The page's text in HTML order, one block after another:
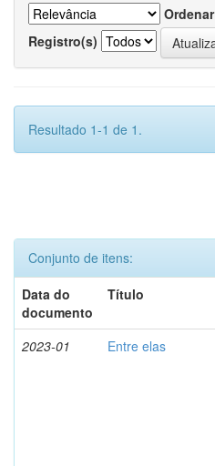
Ordenar
Registro(s)
Resultado 1-1 de 1.
Conjunto de itens:
Data do
documento
Título
2023-01 Entre elas